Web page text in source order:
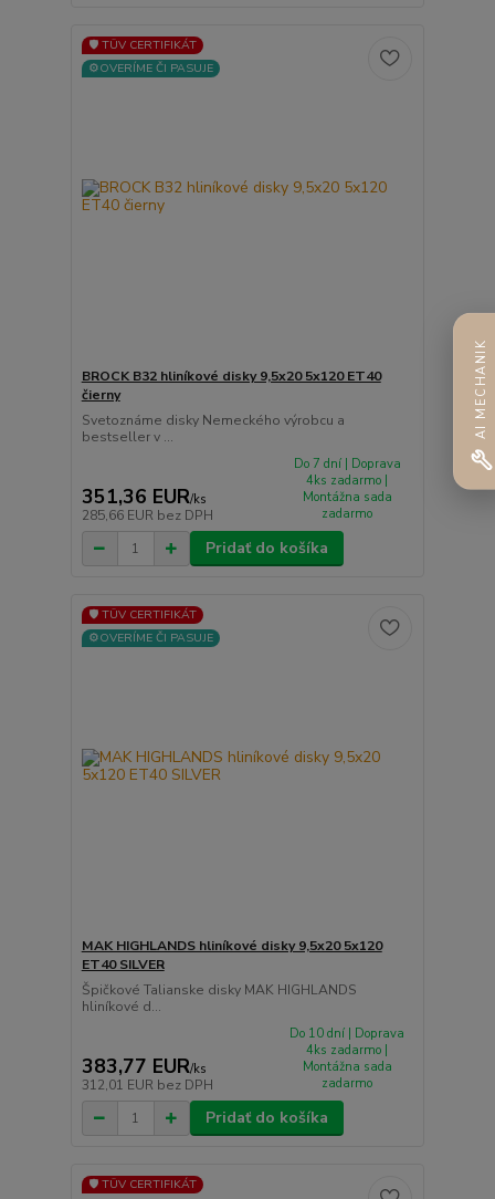
🛡️ TÜV CERTIFIKÁT
⚙️OVERÍME ČI PASUJE
BROCK B32 hliníkové disky 9,5x20 5x120 ET40
čierny
Svetoznáme disky Nemeckého výrobcu a
bestseller v ...
351,36 EUR/ks
285,66 EUR bez DPH
Do 7 dní | Doprava
4ks zadarmo |
Montážna sada
zadarmo
Pridať do košíka
🛡️ TÜV CERTIFIKÁT
⚙️OVERÍME ČI PASUJE
MAK HIGHLANDS hliníkové disky 9,5x20 5x120
ET40 SILVER
Špičkové Talianske disky MAK HIGHLANDS
hliníkové d...
383,77 EUR/ks
312,01 EUR bez DPH
Do 10 dní | Doprava
4ks zadarmo |
Montážna sada
zadarmo
Pridať do košíka
🛡️ TÜV CERTIFIKÁT
AI MECHANIK